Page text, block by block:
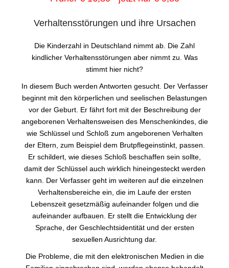
Verhaltensstörungen und ihre Ursachen
Die Kinderzahl in Deutschland nimmt ab. Die Zahl
kindlicher Verhaltensstörungen aber nimmt zu. Was
stimmt hier nicht?
In diesem Buch werden Antworten gesucht. Der Verfasser
beginnt mit den körperlichen und seelischen Belastungen
vor der Geburt. Er fährt fort mit der Beschreibung der
angeborenen Verhaltensweisen des Menschenkindes, die
wie Schlüssel und Schloß zum angeborenen Verhalten
der Eltern, zum Beispiel dem Brutpflegeinstinkt, passen.
Er schildert, wie dieses Schloß beschaffen sein sollte,
damit der Schlüssel auch wirklich hineingesteckt werden
kann. Der Verfasser geht im weiteren auf die einzelnen
Verhaltensbereiche ein, die im Laufe der ersten
Lebenszeit gesetzmäßig aufeinander folgen und die
aufeinander aufbauen. Er stellt die Entwicklung der
Sprache, der Geschlechtsidentität und der ersten
sexuellen Ausrichtung dar.
Die Probleme, die mit den elektronischen Medien in die